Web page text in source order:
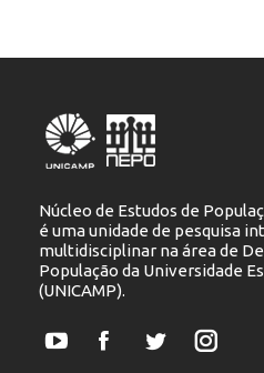
Núcleo de Estudos de
é uma unidade de pesquisa
multidisciplinar na área de
População da Universidade
(UNICAMP).
YouTubeFacebookTwitter